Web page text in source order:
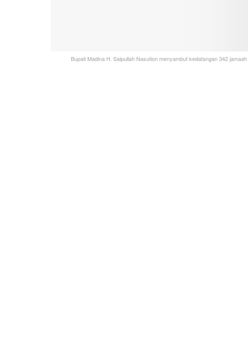
Bupati Madina H. Saipullah Nasution menyambut kedatangan 342